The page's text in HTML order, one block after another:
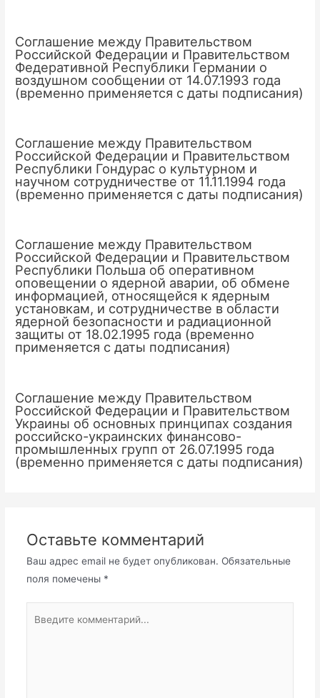
Соглашение между Правительством
Российской Федерации и Правительством
Федеративной Республики Германии о
воздушном сообщении от 14.07.1993 года
(временно применяется с даты подписания)
Соглашение между Правительством
Российской Федерации и Правительством
Республики Гондурас о культурном и
научном сотрудничестве от 11.11.1994 года
(временно применяется с даты подписания)
Соглашение между Правительством
Российской Федерации и Правительством
Республики Польша об оперативном
оповещении о ядерной аварии, об обмене
информацией, относящейся к ядерным
установкам, и сотрудничестве в области
ядерной безопасности и радиационной
защиты от 18.02.1995 года (временно
применяется с даты подписания)
Соглашение между Правительством
Российской Федерации и Правительством
Украины об основных принципах создания
российско-украинских финансово-
промышленных групп от 26.07.1995 года
(временно применяется с даты подписания)
Оставьте комментарий
Ваш адрес email не будет опубликован. Обязательные
поля помечены *
комментарий...